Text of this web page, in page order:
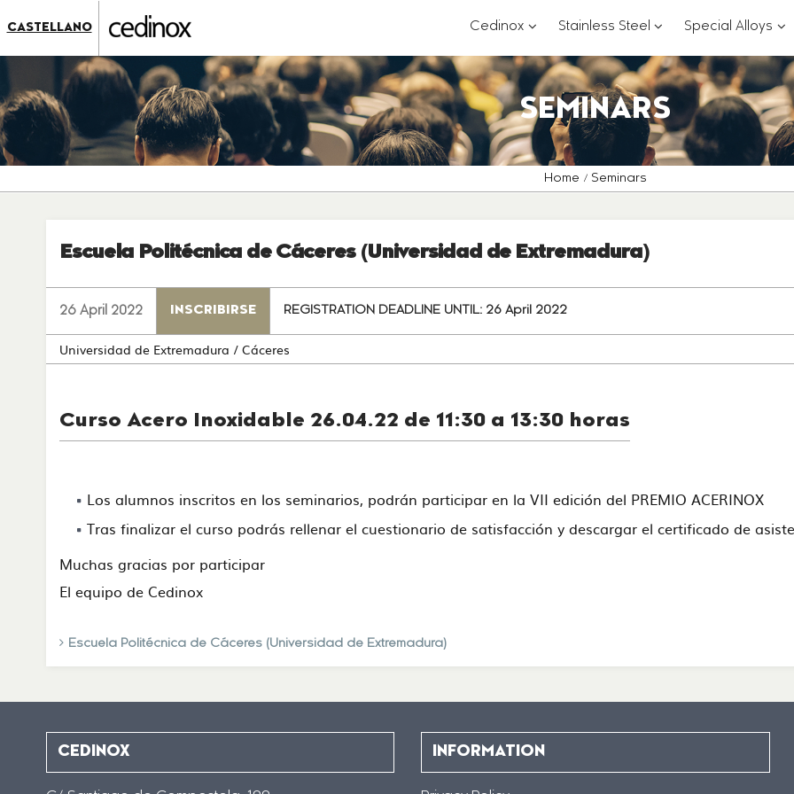
label.access.jump.content???
???
label.access.jump.header???
label.access.jump.footer???
???
label.access.jump.menu???
CASTELLANO Cedinox???
Stainless Steel ???
Special Alloys ???
SEMINARS
Home Seminars
Escuela Politécnica de Cáceres (Universidad de Extremadura)
26 April 2022 INSCRIBIRSE REGISTRATION DEADLINE UNTIL: 26 April 2022
Universidad de Extremadura / Cáceres
Curso Acero Inoxidable 26.04.22 de 11:30 a 13:30 horas
Los alumnos inscritos en los seminarios, podrán participar en la VII edición del PREMIO ACERINOX
Tras finalizar el curso podrás rellenar el cuestionario de satisfacción y descargar el certificado de
Muchas gracias por participar
El equipo de Cedinox
Escuela Politécnica de Cáceres (Universidad de Extremadura)
CEDINOX INFORMATION